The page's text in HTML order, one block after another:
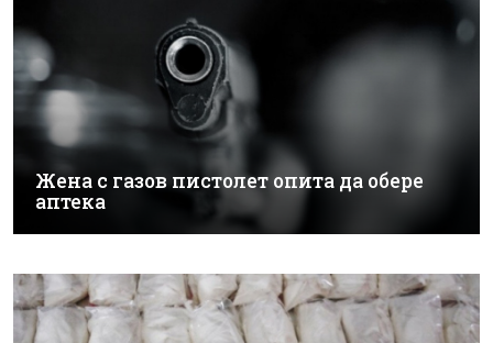
Жена с газов пистолет опита да обере
аптека